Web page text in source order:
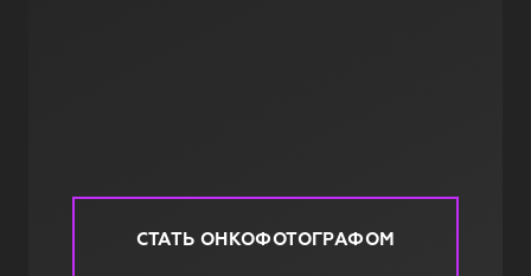
СТАТЬ ОНКОФОТОГРАФОМ